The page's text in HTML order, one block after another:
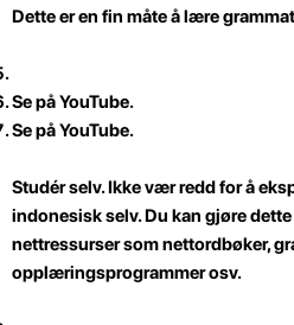
Dette er en fin måte å lære
Se på YouTube.
Se på YouTube.
Studér selv.Ikke vær redd for å
indonesisk selv. Du kan gjøre
nettressurser som nettordbøker,
opplæringsprogrammer osv.